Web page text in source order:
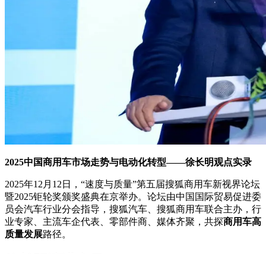
2025中国商用车市场走势与电动化转型——徐长明观点实录
2025年12月12日，“速度与质量”第五届搜狐商用车新视界论坛
暨2025钜轮奖颁奖盛典在京举办。论坛由中国国际贸易促进委
员会汽车行业分会指导，搜狐汽车、搜狐商用车联合主办，行
业专家、主流车企代表、零部件商、媒体齐聚，共探商用车高
质量发展路径。